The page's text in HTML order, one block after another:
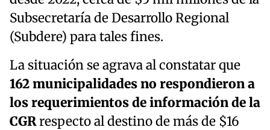
Subsecretaría de Desarrollo Regional
(Subdere) para tales fines.
La situación se agrava al constatar que
162 municipalidades no respondieron a
los requerimientos de información de la
CGRrespecto al destino de más de $16